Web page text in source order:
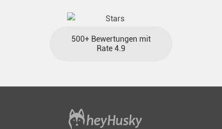
500+ Bewertungen mit
Rate 4.9